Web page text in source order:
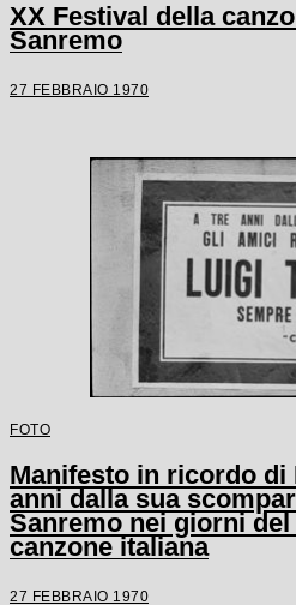
XX Festival della
Sanremo
27 FEBBRAIO 1970
FOTO
Manifesto in ricordo di
anni dalla sua
Sanremo nei giorni
canzone italiana
27 FEBBRAIO 1970